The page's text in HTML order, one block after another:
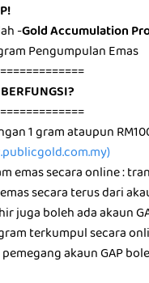
-Gold Accumulation
Pengumpulan Emas
1 gram ataupun
emas secara online :
secara terus dari
juga boleh ada akaun
terkumpul secara
akaun GAP